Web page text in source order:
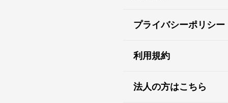
プライバシーポリシー
利用規約
法人の方はこちら